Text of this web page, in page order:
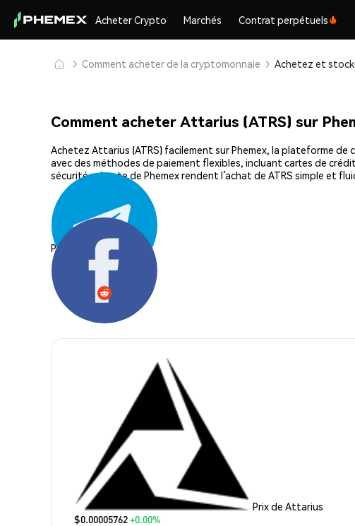
Acheter Crypto Marchés Contrat perpétuels
Comment acheter de la cryptomonnaie
Comment acheter Attarius (ATRS) sur
Achetez Attarius (ATRS) facilement sur Phemex, la plateforme
avec des méthodes de paiement flexibles, incluant cartes de
sécurité robuste de Phemex rendent l’achat de ATRS simple et
Partager:
Prix de Attarius
$0.00005762+0.00%